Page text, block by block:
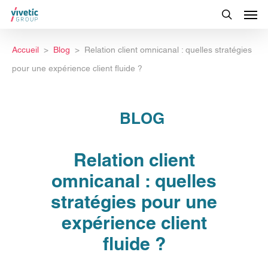
Accueil Blog
Relation client omnicanal : quelles stratégies
pour une expérience client fluide ?
BLOG
Relation client
omnicanal : quelles
stratégies pour une
expérience client
fluide ?